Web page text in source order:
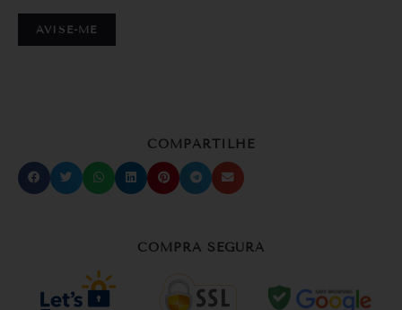
AVISE-ME
COMPARTILHE
COMPRA SEGURA